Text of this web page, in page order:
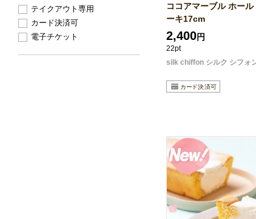
ココアマーブル ホー
ーキ17cm
2,400円
22pt
silk chiffon シルク シフォ
テイクアウト専用
カード決済可
電子チケット